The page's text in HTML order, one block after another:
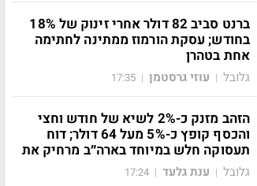
ברנט סביב 82 דולר אחרי זינוק של 18%
בחודש; עסקת הורמוז ממתינה לחתימה
אחת בטהרן
גלובל | עוזי גרסטמן |
17:35
הזהב מזנק כ-2% לשיא של חודש וחצי
והכסף קופץ כ-5% מעל 64 דולר; דוח
תעסוקה חלש במיוחד בארה״ב מרחיק את
גלובל | ענת גלעד |
17:24